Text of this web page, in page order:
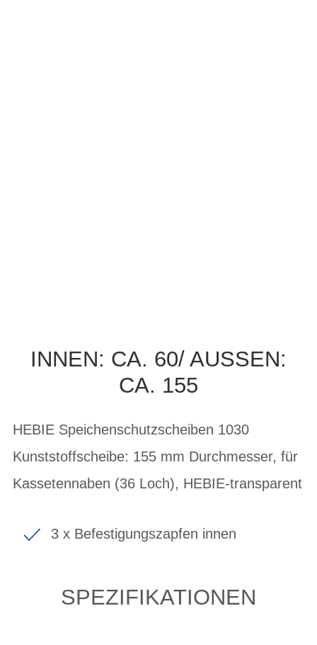
INNEN: CA. 60/ AUSSEN:
CA. 155
HEBIE Speichenschutzscheiben 1030
Kunststoffscheibe: 155 mm Durchmesser, für
Kassetennaben (36 Loch), HEBIE-transparent
3 x Befestigungszapfen innen
SPEZIFIKATIONEN